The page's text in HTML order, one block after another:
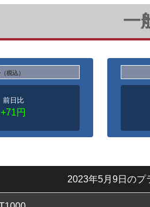
一
（税込）
前日比
+71円
2023年5月9日のプ